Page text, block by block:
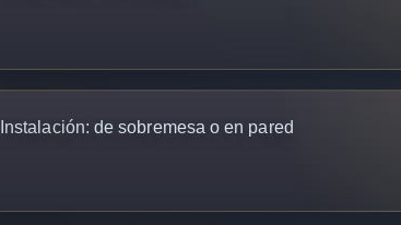
Instalación: de sobremesa o en pared